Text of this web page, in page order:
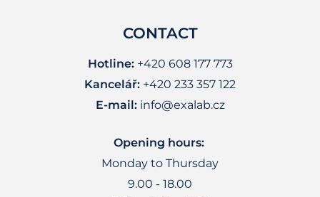
CONTACT
Hotline:+420 608 177 773
Kancelář: +420 233 357 122
E-mail: info@exalab.cz
Opening hours:
Monday to Thursday
9.00 - 18.00